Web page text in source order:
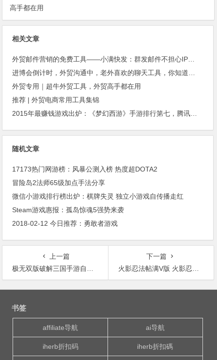
高手都在用
相关文章
外贸专用｜超牛外贸工具，外贸高手都在用
推荐 | 外贸电商常用工具集锦
随机文章
17173热门网游榜：风暴公测入榜 热度超DOTA2
冒险岛2法师65级加点手法分享
微信小游戏排行榜出炉：棋牌失灵 独立小游戏自传播走红
Steam游戏惠报：孤岛惊魂5强势来袭
2018-02-12 今日推荐：勇敢者游戏
上一篇
极无双版破解三国手游自由PK完美带入三国演义登录就送满V元宝返利惊喜不断
下一篇
火影忍法帖满V版 火影忍者系列破解GM版手游 登陆赠送满VIP15 无限钻石金币
文
书签
affiliate导航 ai导航
iherb折扣码 iherb折扣碼